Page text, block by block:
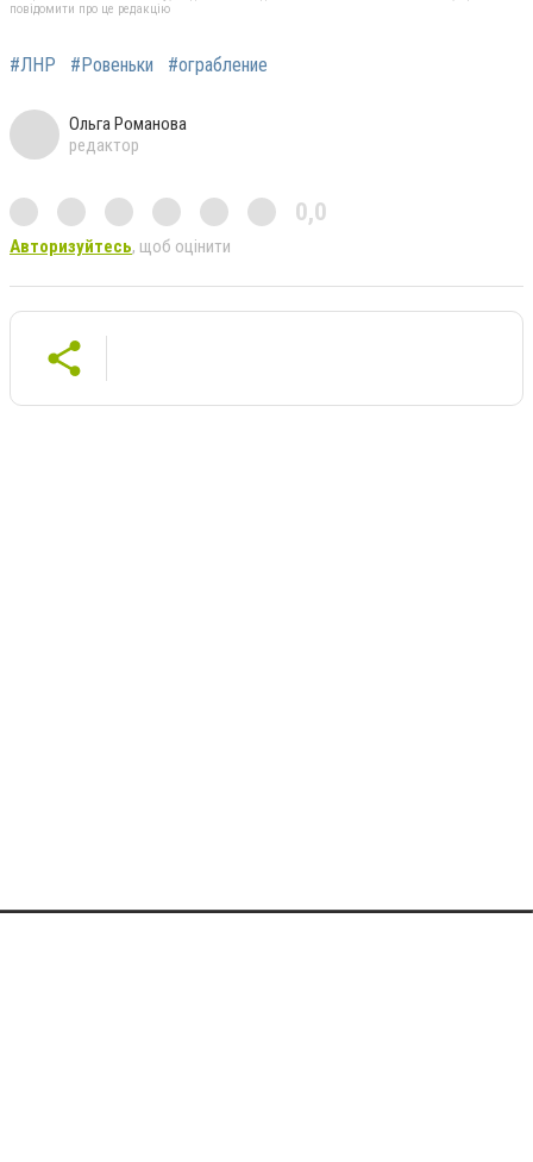
повідомити про це редакцію
#ЛНР #Ровеньки #ограбление
Ольга Романова
редактор
0,0
Авторизуйтесь, щоб оцінити